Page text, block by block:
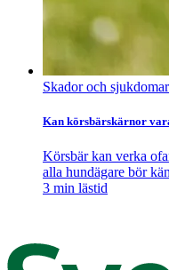
Skador och sjukdomar
Kan körsbärskärnor
Körsbär kan verka
alla hundägare bör
3 min lästid